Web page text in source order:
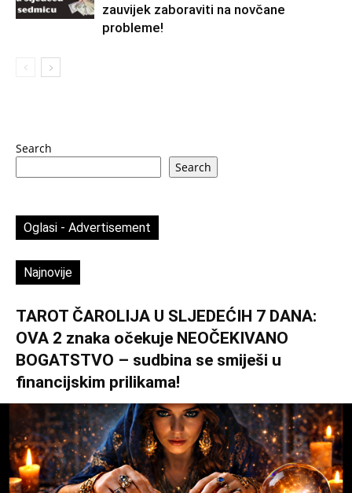
zauvijek zaboraviti na novčane
probleme!
Search
Search
Oglasi - Advertisement
Najnovije
TAROT ČAROLIJA U SLJEDEĆIH 7 DANA:
OVA 2 znaka očekuje NEOČEKIVANO
BOGATSTVO – sudbina se smiješi u
financijskim prilikama!